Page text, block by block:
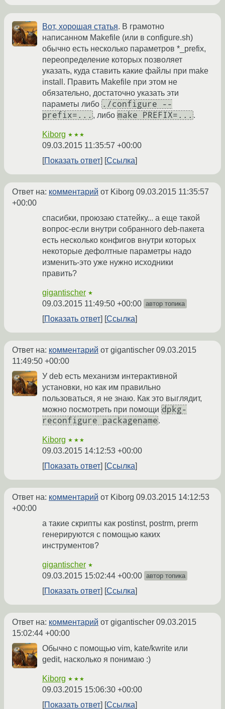
Вот, хорошая статья. В грамотно
написанном Makefile (или в configure.sh)
обычно есть несколько параметров *_prefix,
переопределение которых позволяет
указать, куда ставить какие файлы при make
install. Править Makefile при этом не
обязательно, достаточно указать эти
параметы либо ./configure --
prefix=... , либо make PREFIX=... .
Kiborg ★★★
09.03.2015 11:35:57 +00:00
Показать ответ
Ссылка
Ответ на: комментарий от Kiborg 09.03.2015 11:35:57
+00:00
спасибки, проюзаю статейку... а еще такой
вопрос-если внутри собранного deb-пакета
есть несколько конфигов внутри которых
некоторые дефолтные параметры надо
изменить-это уже нужно исходники
править?
gigantischer ★
09.03.2015 11:49:50 +00:00 автор топика
Показать ответ Ссылка
Ответ на: комментарий от gigantischer 09.03.2015
11:49:50 +00:00
У deb есть механизм интерактивной
установки, но как им правильно
пользоваться, я не знаю. Как это выглядит,
можно посмотреть при помощи dpkg-
reconfigure packagename.
Kiborg ★★★
09.03.2015 14:12:53 +00:00
Показать ответ
Ссылка
Ответ на: комментарий от Kiborg 09.03.2015 14:12:53
+00:00
а такие скрипты как postinst, postrm, prerm
генерируются с помощью каких
инструментов?
gigantischer ★
09.03.2015 15:02:44 +00:00 автор топика
Показать ответ Ссылка
Ответ на: комментарий от gigantischer 09.03.2015
15:02:44 +00:00
Обычно с помощью vim, kate/kwrite или
gedit, насколько я понимаю :)
Kiborg ★★★
09.03.2015 15:06:30 +00:00
Показать ответ
Ссылка